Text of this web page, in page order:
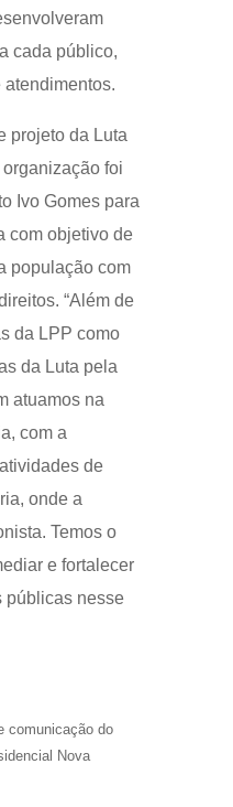
cada público,
projeto da Luta
foi
Ivo Gomes para
com objetivo de
população com
“Além de
da LPP como
da Luta pela
atuamos na
com a
de
onde a
Temos o
e fortalecer
públicas nesse
comunicação do
Nova